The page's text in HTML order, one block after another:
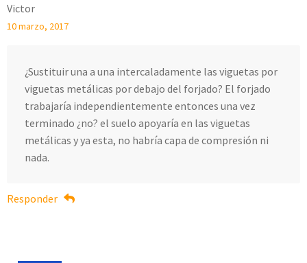
Victor
10 marzo, 2017
¿Sustituir una a una intercaladamente las viguetas por
viguetas metálicas por debajo del forjado? El forjado
trabajaría independientemente entonces una vez
terminado ¿no? el suelo apoyaría en las viguetas
metálicas y ya esta, no habría capa de compresión ni
nada.
Responder